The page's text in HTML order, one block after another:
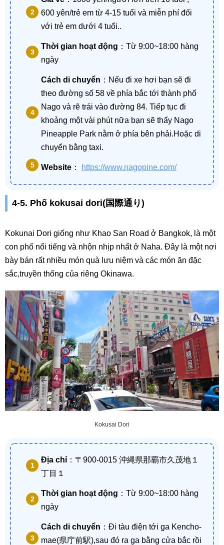
600 yên/trẻ em từ 4-15 tuổi và miễn phí đối
với trẻ em dưới 4 tuổi..
Thời gian hoạt động ：Từ 9:00~18:00 hàng
ngày
Cách di chuyển ：Nếu đi xe hơi bạn sẽ đi
theo đường số 58 về phía bắc tới thành phố
Nago và rẽ trái vào đường 84. Tiếp tục đi
khoảng một vài phút nữa bạn sẽ thấy Nago
Pineapple Park nằm ở phía bên phải.Hoặc di
chuyển bằng taxi.
Website ： https://www.nagopine.com/
4-5. Phố kokusai dori(国際通り)
Kokunai Dori giống như Khao San Road ở Bangkok, là một
con phố nổi tiếng và nhộn nhịp nhất ở Naha. Đây là một nơi
bày bán rất nhiều món quà lưu niệm và các món ăn đặc
sắc,truyền thống của riêng Okinawa.
Kokusai Dori
Địa chỉ ：〒900-0015 沖縄県那覇市久茂地１
丁目１
Thời gian hoạt động ：Từ 9:00~18:00 hàng
ngày
Cách di chuyển ：Đi tàu điện tới ga Kencho-
mae(県庁前駅),sau đó ra ga bằng cửa bắc rồi